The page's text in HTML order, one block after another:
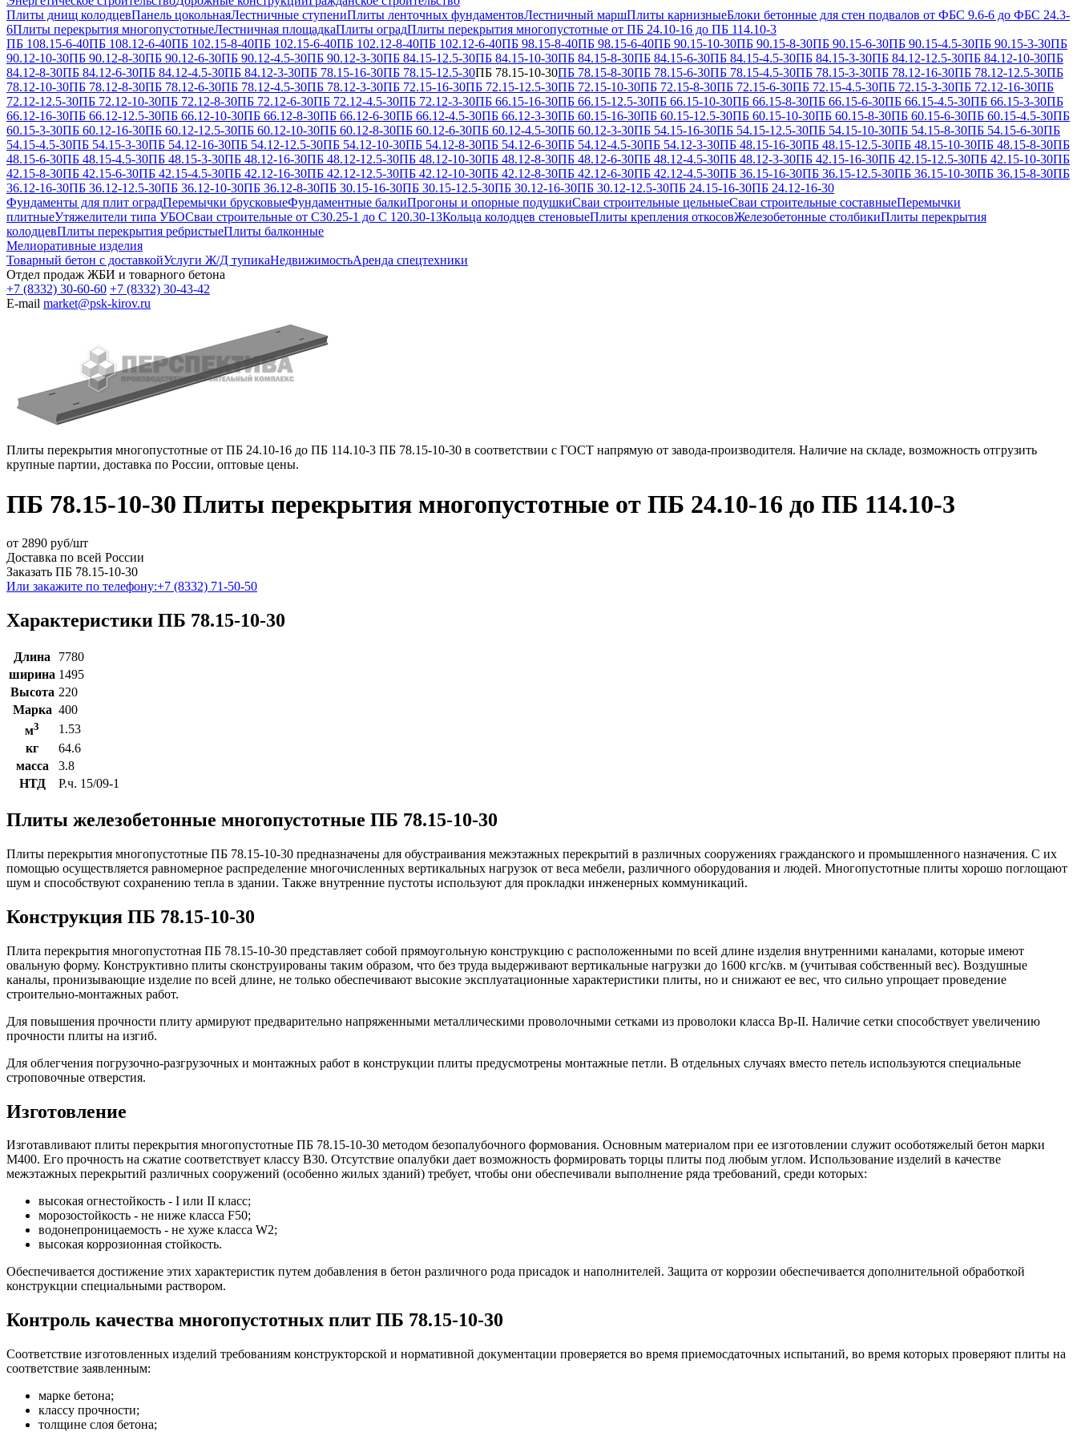
Плиты днищ колодцевПанель цокольнаяЛестничные ступениПлиты ленточных фундаментовЛестничный маршПлиты карнизныеБлоки бетонные для стен подвалов от ФБС 9.6-6 до ФБС 24.3-
6Плиты перекрытия многопустотныеЛестничная площадкаПлиты оградПлиты перекрытия многопустотные от ПБ 24.10-16 до ПБ 114.10-3
ПБ 108.15-6-40ПБ 108.12-6-40ПБ 102.15-8-40ПБ 102.15-6-40ПБ 102.12-8-40ПБ 102.12-6-40ПБ 98.15-8-40ПБ 98.15-6-40ПБ 90.15-10-30ПБ 90.15-8-30ПБ 90.15-6-30ПБ 90.15-4.5-30ПБ 90.15-3-30ПБ
90.12-10-30ПБ 90.12-8-30ПБ 90.12-6-30ПБ 90.12-4.5-30ПБ 90.12-3-30ПБ 84.15-12.5-30ПБ 84.15-10-30ПБ 84.15-8-30ПБ 84.15-6-30ПБ 84.15-4.5-30ПБ 84.15-3-30ПБ 84.12-12.5-30ПБ 84.12-10-30ПБ
84.12-8-30ПБ 84.12-6-30ПБ 84.12-4.5-30ПБ 84.12-3-30ПБ 78.15-16-30ПБ 78.15-12.5-30ПБ 78.15-10-30ПБ 78.15-8-30ПБ 78.15-6-30ПБ 78.15-4.5-30ПБ 78.15-3-30ПБ 78.12-16-30ПБ 78.12-12.5-30ПБ
78.12-10-30ПБ 78.12-8-30ПБ 78.12-6-30ПБ 78.12-4.5-30ПБ 78.12-3-30ПБ 72.15-16-30ПБ 72.15-12.5-30ПБ 72.15-10-30ПБ 72.15-8-30ПБ 72.15-6-30ПБ 72.15-4.5-30ПБ 72.15-3-30ПБ 72.12-16-30ПБ
72.12-12.5-30ПБ 72.12-10-30ПБ 72.12-8-30ПБ 72.12-6-30ПБ 72.12-4.5-30ПБ 72.12-3-30ПБ 66.15-16-30ПБ 66.15-12.5-30ПБ 66.15-10-30ПБ 66.15-8-30ПБ 66.15-6-30ПБ 66.15-4.5-30ПБ 66.15-3-30ПБ
66.12-16-30ПБ 66.12-12.5-30ПБ 66.12-10-30ПБ 66.12-8-30ПБ 66.12-6-30ПБ 66.12-4.5-30ПБ 66.12-3-30ПБ 60.15-16-30ПБ 60.15-12.5-30ПБ 60.15-10-30ПБ 60.15-8-30ПБ 60.15-6-30ПБ 60.15-4.5-30ПБ
60.15-3-30ПБ 60.12-16-30ПБ 60.12-12.5-30ПБ 60.12-10-30ПБ 60.12-8-30ПБ 60.12-6-30ПБ 60.12-4.5-30ПБ 60.12-3-30ПБ 54.15-16-30ПБ 54.15-12.5-30ПБ 54.15-10-30ПБ 54.15-8-30ПБ 54.15-6-30ПБ
54.15-4.5-30ПБ 54.15-3-30ПБ 54.12-16-30ПБ 54.12-12.5-30ПБ 54.12-10-30ПБ 54.12-8-30ПБ 54.12-6-30ПБ 54.12-4.5-30ПБ 54.12-3-30ПБ 48.15-16-30ПБ 48.15-12.5-30ПБ 48.15-10-30ПБ 48.15-8-30ПБ
48.15-6-30ПБ 48.15-4.5-30ПБ 48.15-3-30ПБ 48.12-16-30ПБ 48.12-12.5-30ПБ 48.12-10-30ПБ 48.12-8-30ПБ 48.12-6-30ПБ 48.12-4.5-30ПБ 48.12-3-30ПБ 42.15-16-30ПБ 42.15-12.5-30ПБ 42.15-10-30ПБ
42.15-8-30ПБ 42.15-6-30ПБ 42.15-4.5-30ПБ 42.12-16-30ПБ 42.12-12.5-30ПБ 42.12-10-30ПБ 42.12-8-30ПБ 42.12-6-30ПБ 42.12-4.5-30ПБ 36.15-16-30ПБ 36.15-12.5-30ПБ 36.15-10-30ПБ 36.15-8-30ПБ
36.12-16-30ПБ 36.12-12.5-30ПБ 36.12-10-30ПБ 36.12-8-30ПБ 30.15-16-30ПБ 30.15-12.5-30ПБ 30.12-16-30ПБ 30.12-12.5-30ПБ 24.15-16-30ПБ 24.12-16-30
Фундаменты для плит оградПеремычки брусковыеФундаментные балкиПрогоны и опорные подушкиСваи строительные цельныеСваи строительные составныеПеремычки
плитныеУтяжелители типа УБОСваи строительные от С30.25-1 до С 120.30-13Кольца колодцев стеновыеПлиты крепления откосовЖелезобетонные столбикиПлиты перекрытия
колодцевПлиты перекрытия ребристыеПлиты балконные
Мелиоративные изделия
Товарный бетон с доставкойУслуги Ж/Д тупикаНедвижимостьАренда спецтехники
Отдел продаж ЖБИ и товарного бетона
+7 (8332) 30-60-60 +7 (8332) 30-43-42
E-mail market@psk-kirov.ru
Плиты перекрытия многопустотные от ПБ 24.10-16 до ПБ 114.10-3 ПБ 78.15-10-30 в соответствии с ГОСТ напрямую от завода-производителя. Наличие на складе, возможность отгрузить
крупные партии, доставка по России, оптовые цены.
ПБ 78.15-10-30 Плиты перекрытия многопустотные от ПБ 24.10-16 до ПБ 114.10-3
от 2890 руб/шт
Доставка по всей России
Заказать ПБ 78.15-10-30
Или закажите по телефону:+7 (8332) 71-50-50
Характеристики ПБ 78.15-10-30
Длина
7780
ширина 1495
Высота 220
Марка 400
м3
1.53
кг
64.6
масса
3.8
НТД
Р.ч. 15/09-1
Плиты железобетонные многопустотные ПБ 78.15-10-30
Плиты перекрытия многопустотные ПБ 78.15-10-30 предназначены для обустраивания межэтажных перекрытий в различных сооружениях гражданского и промышленного назначения. С их
помощью осуществляется равномерное распределение многочисленных вертикальных нагрузок от веса мебели, различного оборудования и людей. Многопустотные плиты хорошо поглощают
шум и способствуют сохранению тепла в здании. Также внутренние пустоты используют для прокладки инженерных коммуникаций.
Конструкция ПБ 78.15-10-30
Плита перекрытия многопустотная ПБ 78.15-10-30 представляет собой прямоугольную конструкцию с расположенными по всей длине изделия внутренними каналами, которые имеют
овальную форму. Конструктивно плиты сконструированы таким образом, что без труда выдерживают вертикальные нагрузки до 1600 кгс/кв. м (учитывая собственный вес). Воздушные
каналы, пронизывающие изделие по всей длине, не только обеспечивают высокие эксплуатационные характеристики плиты, но и снижают ее вес, что сильно упрощает проведение
строительно-монтажных работ.
Для повышения прочности плиту армируют предварительно напряженными металлическими проволочными сетками из проволоки класса Вр-II. Наличие сетки способствует увеличению
прочности плиты на изгиб.
Для облегчения погрузочно-разгрузочных и монтажных работ в конструкции плиты предусмотрены монтажные петли. В отдельных случаях вместо петель используются специальные
строповочные отверстия.
Изготовление
Изготавливают плиты перекрытия многопустотные ПБ 78.15-10-30 методом безопалубочного формования. Основным материалом при ее изготовлении служит особотяжелый бетон марки
М400. Его прочность на сжатие соответствует классу В30. Отсутствие опалубки дает возможность формировать торцы плиты под любым углом. Использование изделий в качестве
межэтажных перекрытий различных сооружений (особенно жилых зданий) требует, чтобы они обеспечивали выполнение ряда требований, среди которых:
высокая огнестойкость - I или II класс;
морозостойкость - не ниже класса F50;
водонепроницаемость - не хуже класса W2;
высокая коррозионная стойкость.
Обеспечивается достижение этих характеристик путем добавления в бетон различного рода присадок и наполнителей. Защита от коррозии обеспечивается дополнительной обработкой
конструкции специальными раствором.
Контроль качества многопустотных плит ПБ 78.15-10-30
Соответствие изготовленных изделий требованиям конструкторской и нормативной документации проверяется во время приемосдаточных испытаний, во время которых проверяют плиты на
соответствие заявленным:
марке бетона;
классу прочности;
толщине слоя бетона;